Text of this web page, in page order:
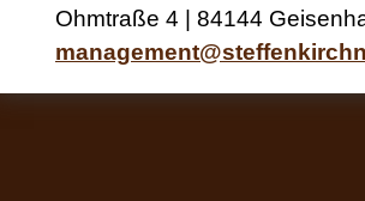
Ohmtraße 4 | 84144